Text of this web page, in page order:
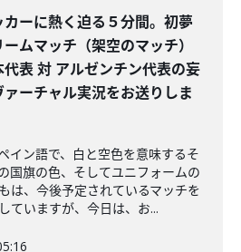
カーに熱く迫る５分間。初夢
ームマッチ（架空のマッチ）
代表 対 アルゼンチン代表の妄
ァーチャル実況をお送りしま
イン語で、白と空色を意味するそ
国旗の色、そしてユニフォームの
は、今後予定されているマッチを
ていますが、今日は、お...